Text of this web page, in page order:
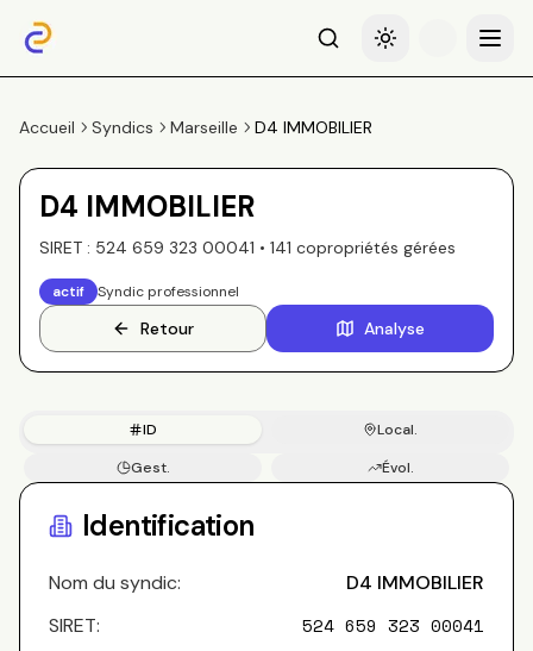
RechercheBasculer le thème
Menu
Accueil Syndics Marseille D4 IMMOBILIER
D4 IMMOBILIER
SIRET : 524 659 323 00041 • 141 copropriétés gérées
actif Syndic professionnel
Retour Analyse
ID
Local.
Gest.
Évol.
Identification
Nom du syndic:
D4 IMMOBILIER
SIRET:
524 659 323 00041